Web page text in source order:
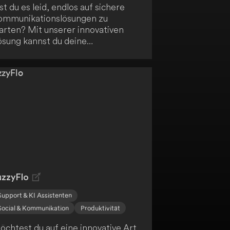
du es leid, endlos auf sichere
zu
Mit unserer innovativen
kannst du deine
Chance für schnelle und
& KI Assistenten
& Kommunikation
Produktivität